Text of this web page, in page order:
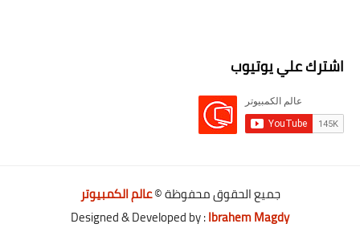
اشترك علي يوتيوب
جميع الحقوق محفوظة ©عالم الكمبيوتر
Designed & Developed by :Ibrahem Magdy